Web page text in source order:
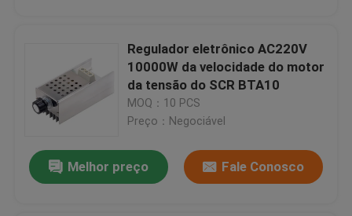
Notícias
Casos
Regulador eletrônico AC220V
10000W da velocidade do motor
da tensão do SCR BTA10
MOQ：10 PCS
Preço：Negociável
Melhor preço Fale Conosco